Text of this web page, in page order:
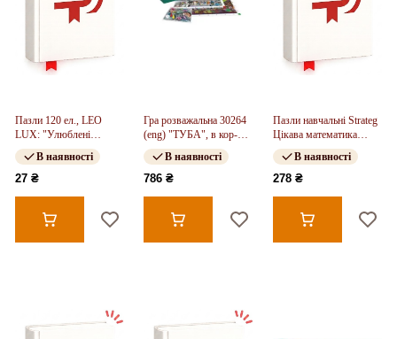
Пазли 120 ел., LEO
LUX: "Улюблені
тварини", 8 шт в блоці,
12 блоків в упаковці,
В наявності
27 ₴
Гра розважальна 30264
(eng) "ТУБА", в кор-ці
30-30-7см
В наявності
786 ₴
Пазли навчальні Strateg
Цікава математика
розвиваючі українською
мовою мовою (532)
В наявності
278 ₴